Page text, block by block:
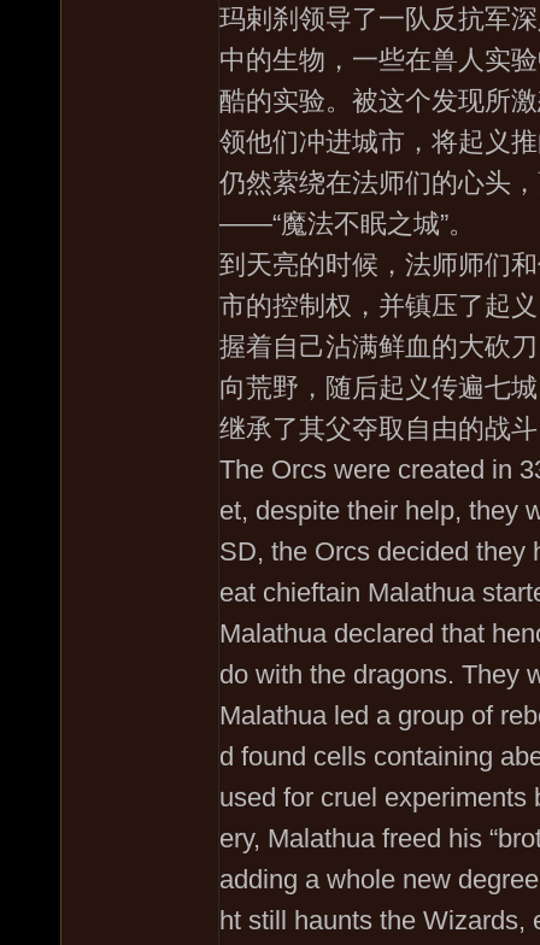
玛剌刹领导了一队反抗军
中的生物，一些在兽人实
酷的实验。被这个发现所
领他们冲进城市，将起义
仍然萦绕在法师们的心头
——“魔法不眠之城”。
到天亮的时候，法师师们
市的控制权，并镇压了起
握着自己沾满鲜血的大砍
向荒野，随后起义传遍七
继承了其父夺取自由的战
The Orcs were created in
et, despite their help, they
SD, the Orcs decided they
eat chieftain Malathua
Malathua declared that
do with the dragons. They
Malathua led a group of
d found cells containing
used for cruel
ery, Malathua freed his
adding a whole new
ht still haunts the Wizards,